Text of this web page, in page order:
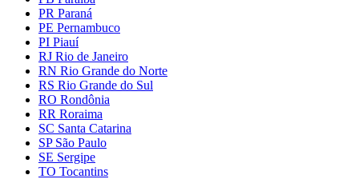
PR Paraná
PE Pernambuco
PI Piauí
RJ Rio de Janeiro
RN Rio Grande do Norte
RS Rio Grande do Sul
RO Rondônia
RR Roraima
SC Santa Catarina
SP São Paulo
SE Sergipe
TO Tocantins